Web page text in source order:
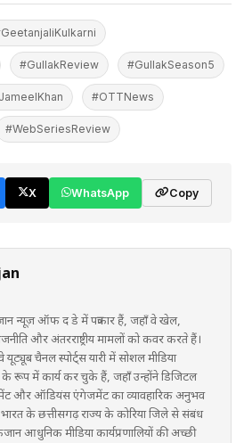
#GullakReview #GullakSeason5
#OTTNews
#WebSeriesReview
X WhatsApp Copy
न्यूज़ ऑफ द डे में पत्रकार हैं, जहाँ वे खेल,
और अंतरराष्ट्रीय मामलों को कवर करते हैं।
चैनल स्पोर्ट्स यारी में सोशल मीडिया
के रूप में कार्य कर चुके हैं, जहाँ उन्होंने डिजिटल
और ऑडियंस एंगेजमेंट का व्यावहारिक अनुभव
भारत के छत्तीसगढ़ राज्य के कोरिया जिले से संबंध
आधुनिक मीडिया कार्यप्रणालियों की अच्छी